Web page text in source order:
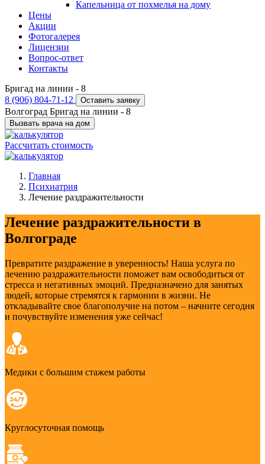
Капельница от похмелья на дому
Цены
Акции
Фотогалерея
Лицензии
Вопрос-ответ
Контакты
Бригад на линии - 8
8 (906) 804-71-12
Оставить заявку
Волгоград Бригад на линии - 8
Вызвать врача на дом
Рассчитать стоимость
Главная
Психиатрия
Лечение раздражительности
Лечение раздражительности в
Волгограде
Превратите раздражение в уверенность! Наша услуга по
лечению раздражительности поможет вам освободиться от
стресса и негативных эмоций. Предназначено для занятых
людей, которые стремятся к гармонии в жизни. Не
откладывайте свое благополучие на потом – начните сегодня
и почувствуйте изменения уже сейчас!
Медики с большим стажем работы
Круглосуточная помощь